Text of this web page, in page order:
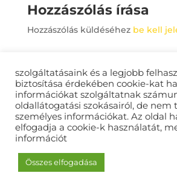
Hozzászólás írása
Hozzászólás küldéséhez be kell
Happyvideo.hu ©
szolgáltatásaink és a legjobb
biztosítása érdekében cookie-kat
információkat szolgáltatnak
oldallátogatási szokásairól, de nem
személyes információkat. Az oldal
elfogadja a cookie-k használatát,
információt
Összes elfogadása